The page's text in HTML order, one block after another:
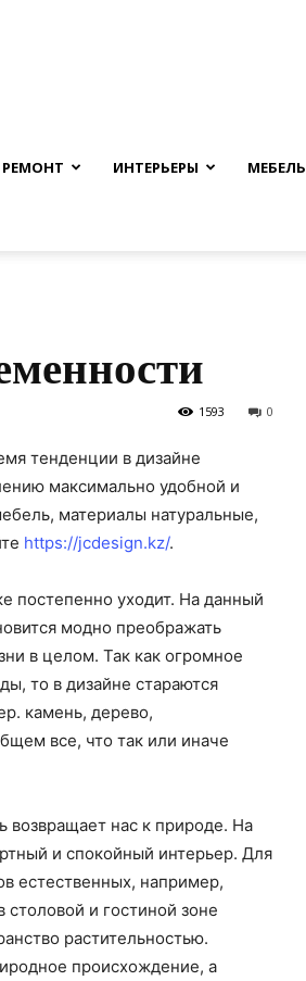
РЕМОНТ ИНТЕРЬЕРЫ МЕБЕЛЬ
0
1593
тенденции в дизайне
максимально удобной и
материалы натуральные,
https://jcdesign.kz/.
постепенно уходит. На данный
модно преображать
в целом. Так как огромное
то в дизайне стараются
камень, дерево,
все, что так или иначе
нас к природе. На
и спокойный интерьер. Для
естественных, например,
и гостиной зоне
растительностью.
происхождение, а